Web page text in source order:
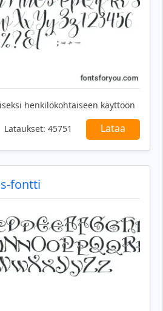
henkilökohtaiseen käyttöön
Lataukset: 45751 Lataa
fontti